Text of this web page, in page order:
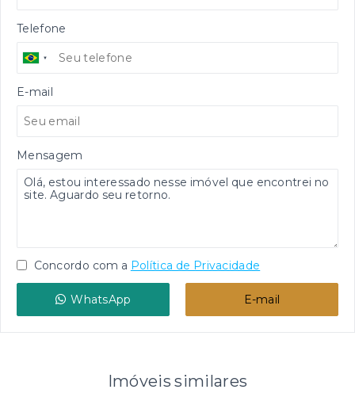
Telefone
E-mail
Mensagem
Concordo com a Política de Privacidade
WhatsApp E-mail
Imóveis similares